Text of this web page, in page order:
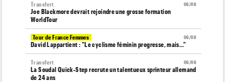
06/08
Transfert
Joe Blackmore devrait rejoindre une grosse formation
WorldTour
06/08
Tour de France Femmes
David Lappartient : "Le cyclisme féminin progresse, mais…"
06/08
Transfert
La Soudal Quick-Step recrute un talentueux sprinteur allemand
de 24 ans